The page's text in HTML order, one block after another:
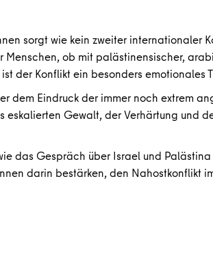
sorgt wie kein zweiter internationaler
ob mit palästinensischer,
der Konflikt ein besonders emotionales
dem Eindruck der immer noch extrem
Gewalt, der Verhärtung und
das Gespräch über Israel und
darin bestärken, den Nahostkonflikt